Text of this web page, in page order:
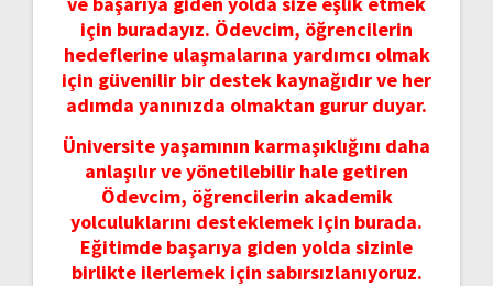
için buradayız. Ödevcim, öğrencilerin
hedeflerine ulaşmalarına yardımcı olmak
için güvenilir bir destek kaynağıdır ve her
adımda yanınızda olmaktan gurur duyar.
Üniversite yaşamının karmaşıklığını daha
anlaşılır ve yönetilebilir hale getiren
Ödevcim, öğrencilerin akademik
yolculuklarını desteklemek için burada.
Eğitimde başarıya giden yolda sizinle
birlikte ilerlemek için sabırsızlanıyoruz.